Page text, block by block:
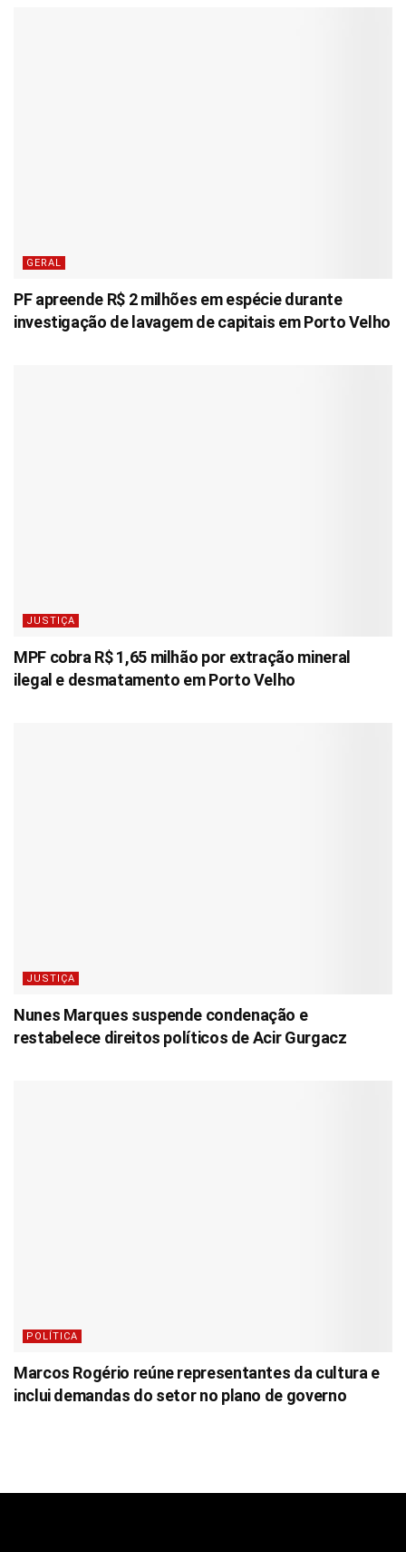
GERAL
PF apreende R$ 2 milhões em espécie durante
investigação de lavagem de capitais em Porto Velho
JUSTIÇA
MPF cobra R$ 1,65 milhão por extração mineral
ilegal e desmatamento em Porto Velho
JUSTIÇA
Nunes Marques suspende condenação e
restabelece direitos políticos de Acir Gurgacz
POLÍTICA
Marcos Rogério reúne representantes da cultura e
inclui demandas do setor no plano de governo